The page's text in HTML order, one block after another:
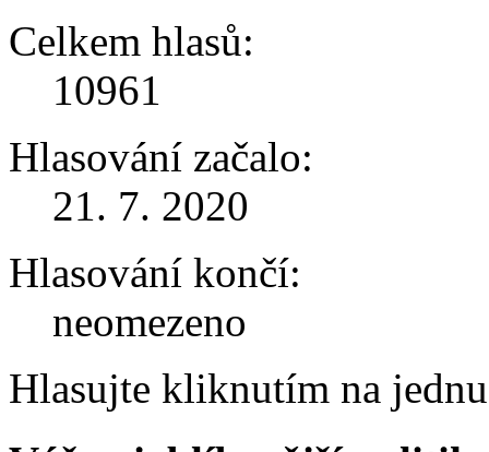
Celkem hlasů:
10961
Hlasování začalo:
21. 7. 2020
Hlasování končí:
neomezeno
Hlasujte kliknutím na